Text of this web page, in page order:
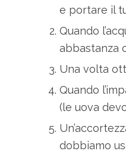
e portare il
Quando
abbastanza
Una volta
Quando
(le uova
dobbiamo